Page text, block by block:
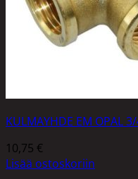
KULMAYHDE EM OPAL
10,75 €
Lisää ostoskoriin